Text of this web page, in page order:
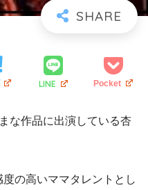
LINE Pocket
な作品に出演している杏
の高いママタレントとし